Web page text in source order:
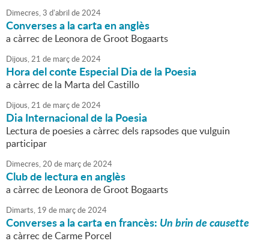
Dimecres,3 d'abril de2024
Converses a la carta en anglès
a càrrec de Leonora de Groot Bogaarts
Dijous,21 de marçde2024
Hora del conte Especial Dia de la Poesia
a càrrec de la Marta del Castillo
Dijous,21 de marçde2024
Dia Internacional de la Poesia
Lectura de poesies a càrrec dels rapsodes que vulguin
participar
Dimecres,20 de marçde2024
Club de lectura en anglès
a càrrec de Leonora de Groot Bogaarts
Dimarts, 19 de marçde2024
Converses a la carta en francès: Un brin de causette
a càrrec de Carme Porcel